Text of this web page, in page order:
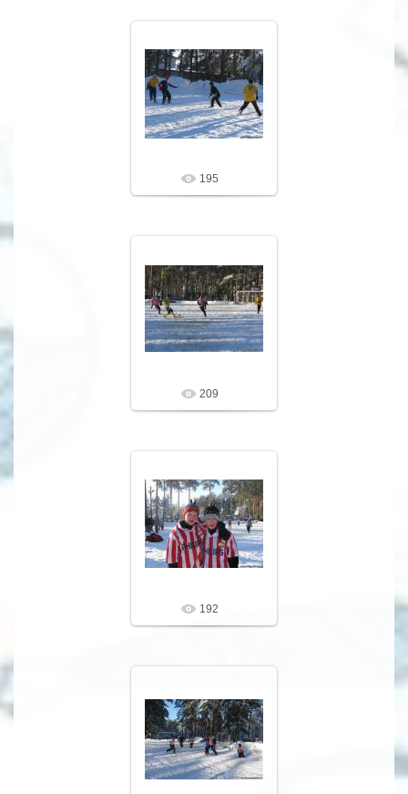
09.02.10
LeNoN
195
09.02.10
LeNoN
209
09.02.10
LeNoN
192
09.02.10
LeNoN